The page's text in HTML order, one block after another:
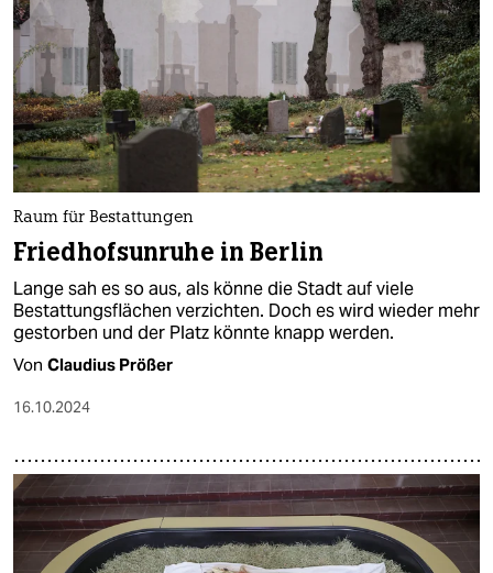
Raum für Bestattungen
Friedhofsunruhe in Berlin
Lange sah es so aus, als könne die Stadt auf viele
Bestattungsflächen verzichten. Doch es wird wieder mehr
gestorben und der Platz könnte knapp werden.
Von Claudius Prößer
16.10.2024